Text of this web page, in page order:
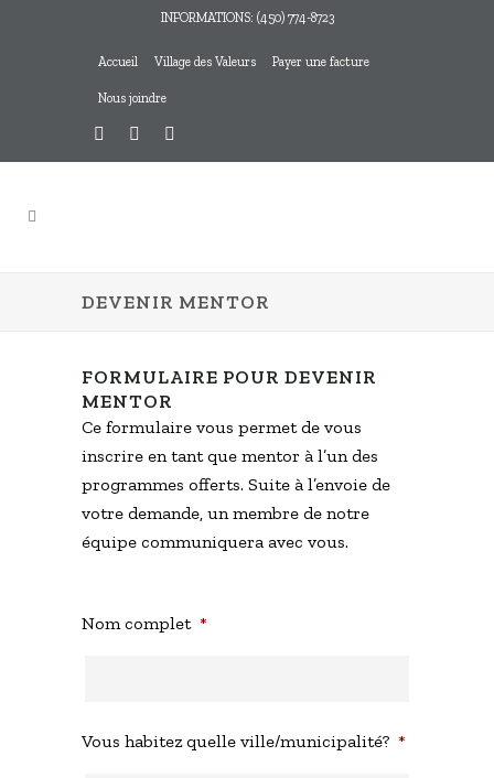
INFORMATIONS: (450) 774-8723
Accueil Village des Valeurs Payer une facture
Nous joindre
DEVENIR MENTOR
FORMULAIRE POUR DEVENIR
MENTOR
Ce formulaire vous permet de vous
inscrire en tant que mentor à l’un des
programmes offerts. Suite à l’envoie de
votre demande, un membre de notre
équipe communiquera avec vous.
Nom complet *
Vous habitez quelle ville/municipalité? *